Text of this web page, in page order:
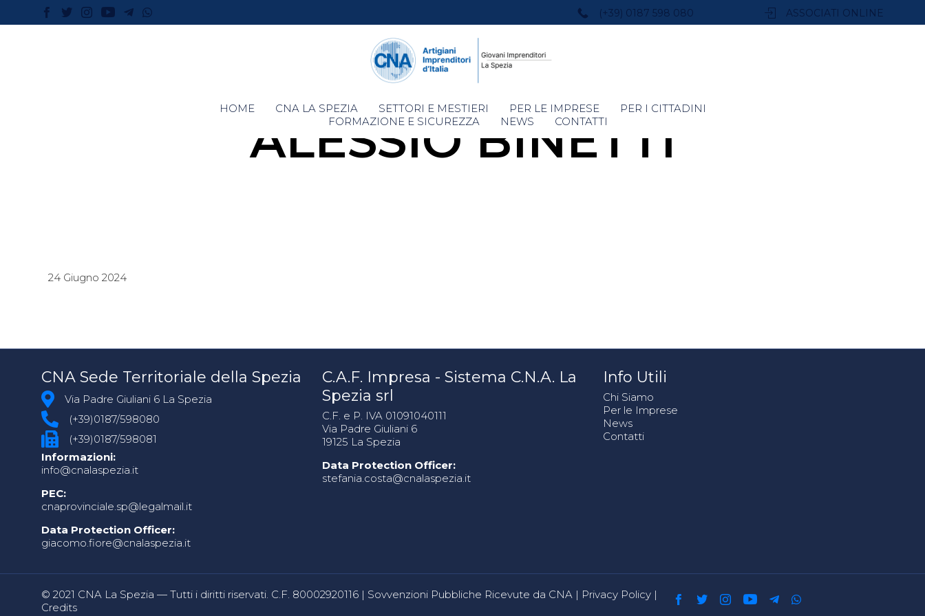
(+39) 0187 598 080 ASSOCIATI ONLINE
Skip
to
HOME CNA LA SPEZIA SETTORI E MESTIERI PER LE IMPRESE
PER I CITTADINI
FORMAZIONE E SICUREZZA
NEWS CONTATTI
ALESSIO BINETTI
24 Giugno 2024
CNA Sede Territoriale della Spezia
Via Padre Giuliani 6 La Spezia
(+39)0187/598080
(+39)0187/598081
Informazioni:
info@cnalaspezia.it
PEC:
cnaprovinciale.sp@legalmail.it
Data Protection Officer:
giacomo.fiore@cnalaspezia.it
C.A.F. Impresa - Sistema C.N.A. La
Spezia srl
C.F. e P. IVA 01091040111
Via Padre Giuliani 6
19125 La Spezia
Data Protection Officer:
stefania.costa@cnalaspezia.it
Info Utili
Chi Siamo
Per le Imprese
News
Contatti
© 2021 CNA La Spezia — Tutti i diritti riservati. C.F. 80002920116 | Sovvenzioni Pubbliche Ricevute da CNA | Privacy Policy |
Credits